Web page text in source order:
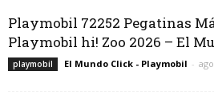
Playmobil 72252 Pegatinas
Playmobil hi! Zoo 2026 – El
playmobil El Mundo Click - Playmobil -